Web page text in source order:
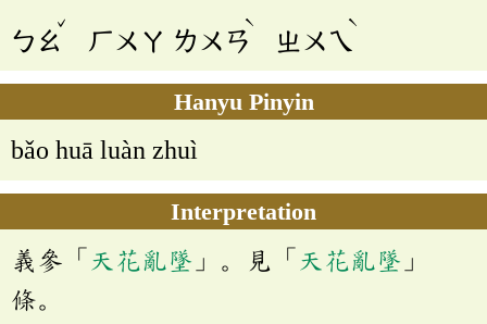
ㄅㄠ
ˇ
ㄏㄨㄚ ㄌㄨㄢ
ˋ
ㄓㄨㄟ
ˋ
Hanyu Pinyin
bǎo huā luàn zhuì
Interpretation
義參「 天花亂墜 」。見「 天花亂墜 」
條。